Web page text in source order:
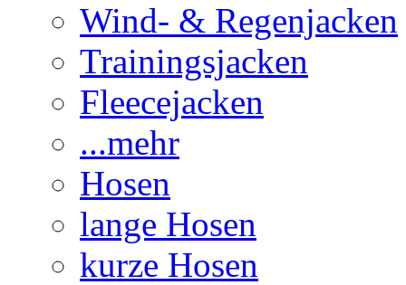
Wind- & Regenjacken
Trainingsjacken
Fleecejacken
...mehr
Hosen
lange Hosen
kurze Hosen